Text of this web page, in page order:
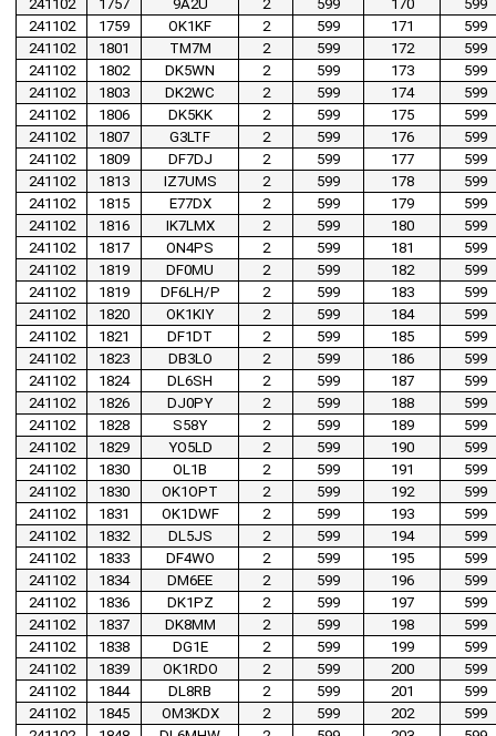
241102 1757 9A2U 2 599 170
599
241102
1759 OK1KF 2 599 171
599
241102
1801 TM7M 2 599 172
599
241102
1802 DK5WN 2 599 173
599
241102
1803 DK2WC 2 599 174
599
241102
1806 DK5KK 2 599 175
599
241102
1807 G3LTF 2 599 176
599
241102
1809 DF7DJ 2 599 177
599
241102
1813 IZ7UMS 2 599 178
599
241102
1815 E77DX 2 599 179
599
241102
1816 IK7LMX 2 599 180
599
241102
1817 ON4PS 2 599 181
599
241102
1819 DF0MU 2 599 182
599
241102
1819 DF6LH/P 2 599 183
599
241102
1820 OK1KIY 2 599 184
599
241102
1821 DF1DT 2 599 185
599
241102
1823 DB3LO 2 599 186
599
241102
1824 DL6SH 2 599 187
599
241102
1826 DJ0PY 2 599 188
599
241102
1828 S58Y 2 599 189
599
241102
1829 YO5LD 2 599 190
599
241102
1830 OL1B 2 599 191
599
241102
1830 OK1OPT 2 599 192
599
241102
1831 OK1DWF 2 599 193
599
241102
1832 DL5JS 2 599 194
599
241102
1833 DF4WO 2 599 195
599
241102
1834 DM6EE 2 599 196
599
241102
1836 DK1PZ 2 599 197
599
241102
1837 DK8MM 2 599 198
599
241102
1838 DG1E 2 599 199
599
241102
1839 OK1RDO 2 599 200
599
241102
1844 DL8RB 2 599 201
599
241102
1845 OM3KDX 2 599 202
599